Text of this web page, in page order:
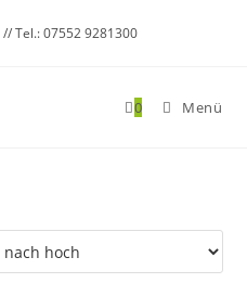
// Tel.: 07552 9281300
0 Menü